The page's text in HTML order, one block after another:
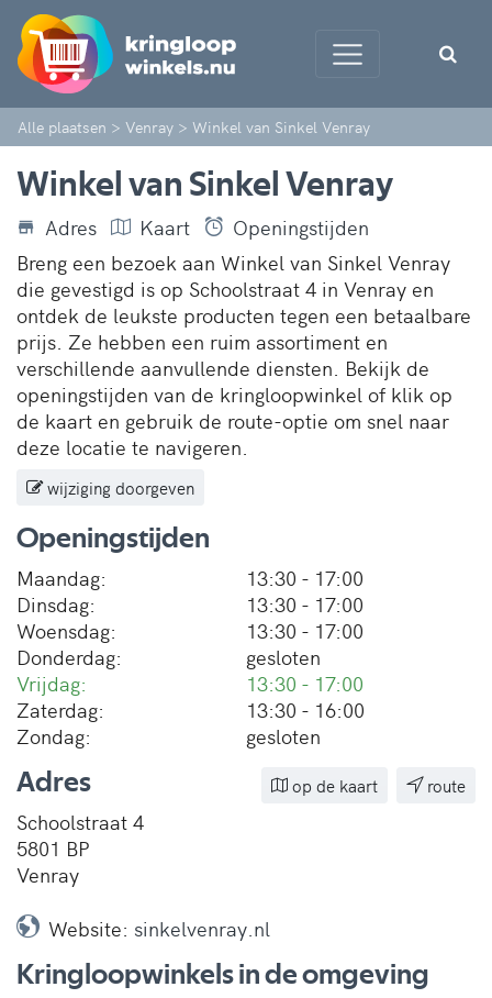
Alle plaatsen > Venray > Winkel van Sinkel Venray
Winkel van Sinkel Venray
Adres Kaart
Openingstijden
Breng een bezoek aan Winkel van Sinkel Venray
die gevestigd is op Schoolstraat 4 in Venray en
ontdek de leukste producten tegen een betaalbare
prijs. Ze hebben een ruim assortiment en
verschillende aanvullende diensten. Bekijk de
openingstijden van de kringloopwinkel of klik op
de kaart en gebruik de route-optie om snel naar
deze locatie te navigeren.
wijziging doorgeven
Openingstijden
Maandag:
13:30 - 17:00
Dinsdag:
13:30 - 17:00
Woensdag:
13:30 - 17:00
Donderdag:
gesloten
Vrijdag:
13:30 - 17:00
Zaterdag:
13:30 - 16:00
Zondag:
gesloten
route
op de kaart
Adres
Schoolstraat 4
5801 BP
Venray
Website: sinkelvenray.nl
Kringloopwinkels in de omgeving